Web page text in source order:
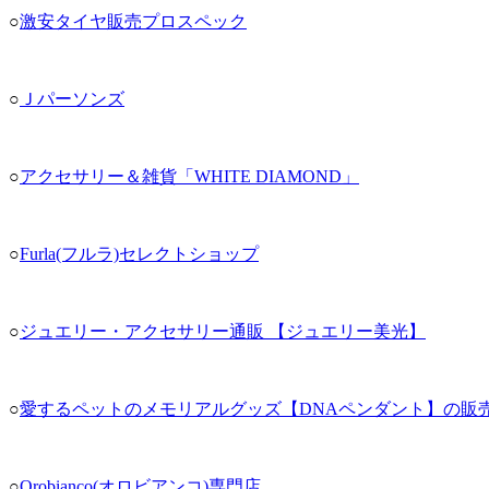
○激安タイヤ販売プロスペック
○ Ｊパーソンズ
○アクセサリー＆雑貨「WHITE DIAMOND」
○Furla(フルラ)セレクトショップ
○ジュエリー・アクセサリー通販 【ジュエリー美光】
○愛するペットのメモリアルグッズ【DNAペンダント】の販